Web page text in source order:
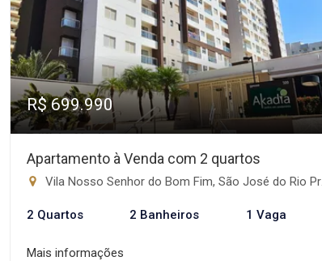
R$ 699.990
Apartamento à Venda com 2 quartos
Vila Nosso Senhor do Bom Fim, São José do Rio Preto-SP
2 Quartos 2 Banheiros 1 Vaga
Mais informações